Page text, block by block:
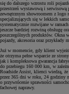
się do dalszego wzrostu roli
przestrzeń wystawową i serwisową
zewnętrznym showroomem z
specjalizujących się w lekkich
systematycznie rozwijane w
jeszcze bardziej rozwiną obsługę
poszczególnych produktów. Okna
pojazdy, akcesoria oraz przykłady
Już w momencie, gdy klient
że otrzyma pełne wsparcie ze
jak i kompleksowa gwarancja
do przebiegu 160 000 km, w
Roadside Assist, klienci wiedzą,
przez 365 dni w roku, 24 godziny
o przywrócenie sprawności
fachowej naprawy.